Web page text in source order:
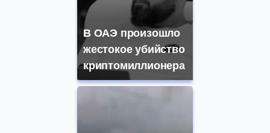
В ОАЭ произошло
жестокое убийство
криптомиллионера